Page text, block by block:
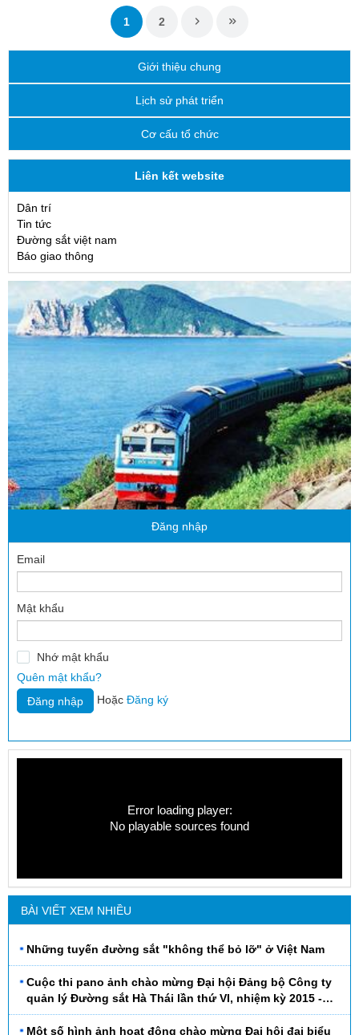
1 2
Giới thiệu chung
Lịch sử phát triển
Cơ cấu tổ chức
Liên kết website
Dân trí
Tin tức
Đường sắt việt nam
Báo giao thông
Đăng nhập
Email
Mật khẩu
Nhớ mật khẩu
Quên mật khẩu?
Hoặc Đăng ký
Error loading player:
No playable sources found
BÀI VIẾT XEM NHIỀU
Những tuyến đường sắt "không thể bỏ lỡ" ở Việt Nam
Cuộc thi pano ảnh chào mừng Đại hội Đảng bộ Công ty
quản lý Đường sắt Hà Thái lần thứ VI, nhiệm kỳ 2015 -
2020
Một số hình ảnh hoạt động chào mừng Đại hội đại biểu